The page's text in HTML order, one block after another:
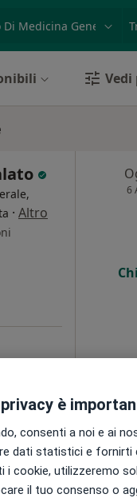
· Altro
6
6
è
consenti a noi e ai
dati statistici e fornirti
i cookie, utilizzeremo
il tuo consenso o